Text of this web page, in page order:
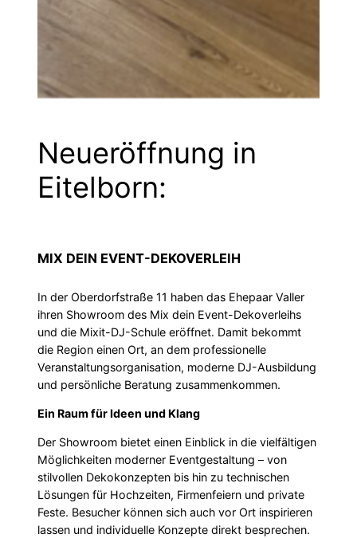
Neueröffnung in
Eitelborn:
MIX DEIN EVENT-DEKOVERLEIH
In der Oberdorfstraße 11 haben das Ehepaar Valler
ihren Showroom des Mix dein Event-Dekoverleihs
und die Mixit-DJ-Schule eröffnet. Damit bekommt
die Region einen Ort, an dem professionelle
Veranstaltungsorganisation, moderne DJ-Ausbildung
und persönliche Beratung zusammenkommen.
Ein Raum für Ideen und Klang
Der Showroom bietet einen Einblick in die vielfältigen
Möglichkeiten moderner Eventgestaltung – von
stilvollen Dekokonzepten bis hin zu technischen
Lösungen für Hochzeiten, Firmenfeiern und private
Feste. Besucher können sich auch vor Ort inspirieren
lassen und individuelle Konzepte direkt besprechen.